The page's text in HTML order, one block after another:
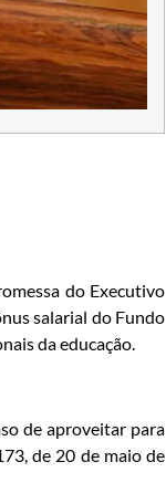
do Executivo
salarial do Fundo
da educação.
de aproveitar para
de 20 de maio de